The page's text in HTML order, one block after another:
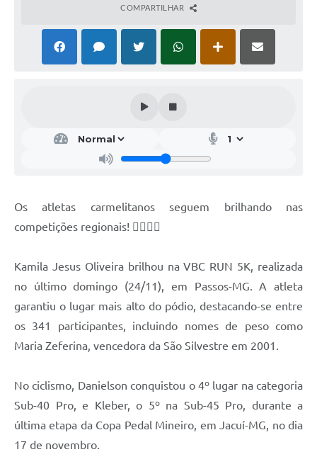
COMPARTILHAR
Os atletas carmelitanos seguem brilhando nas
competições regionais! 🏃‍♀️🚴‍♂️
Kamila Jesus Oliveira brilhou na VBC RUN 5K, realizada
no último domingo (24/11), em Passos-MG. A atleta
garantiu o lugar mais alto do pódio, destacando-se entre
os 341 participantes, incluindo nomes de peso como
Maria Zeferina, vencedora da São Silvestre em 2001.
No ciclismo, Danielson conquistou o 4º lugar na categoria
Sub-40 Pro, e Kleber, o 5º na Sub-45 Pro, durante a
última etapa da Copa Pedal Mineiro, em Jacuí-MG, no dia
17 de novembro.